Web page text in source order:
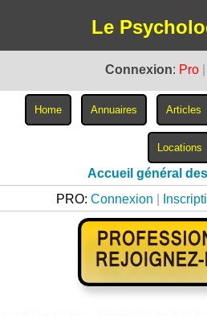
Le
Connexion: Pro
Accueil général
PRO: Connexion